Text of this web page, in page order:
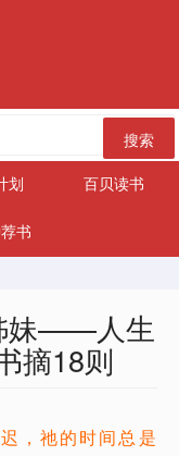
搜索
划 百贝读书
书
妹——人生
摘18则
，祂的时间总是